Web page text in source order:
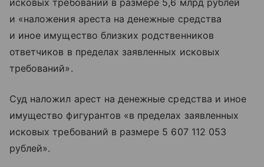
и «наложения ареста на денежные средства
и иное имущество близких родственников
ответчиков в пределах заявленных исковых
требований».
Суд наложил арест на денежные средства и иное
имущество фигурантов «в пределах заявленных
исковых требований в размере 5 607 112 053
рублей».